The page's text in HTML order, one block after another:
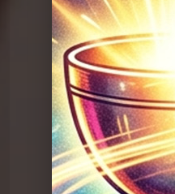
Question Graal
Question Graal
Question Graal